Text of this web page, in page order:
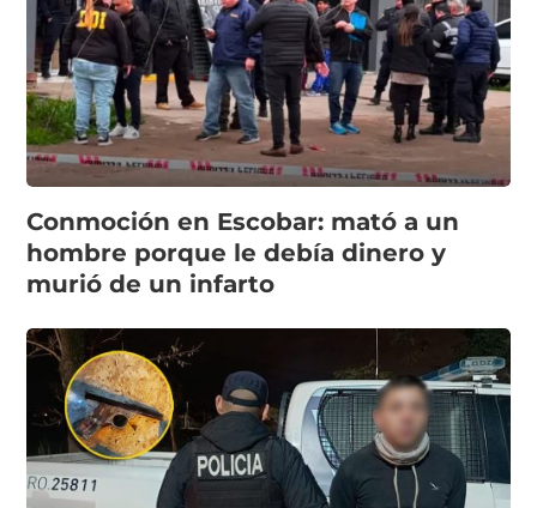
Conmoción en Escobar: mató a un
hombre porque le debía dinero y
murió de un infarto